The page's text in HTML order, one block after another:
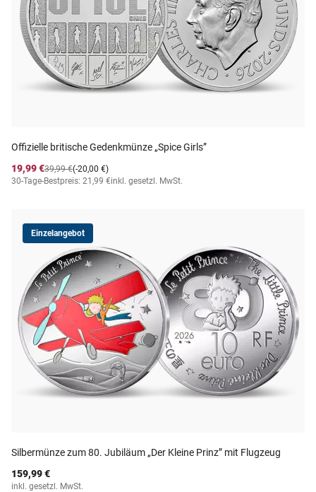
Offizielle britische Gedenkmünze „Spice Girls”
19,99 €
(-20,00 €)
39,99 €
30-Tage-Bestpreis: 21,99 €inkl. gesetzl. MwSt.
Einzelangebot
Silbermünze zum 80. Jubiläum „Der Kleine Prinz” mit Flugzeug
159,99 €
inkl. gesetzl. MwSt.